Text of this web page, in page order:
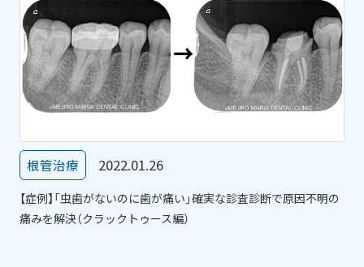
根管治療 2022.01.26
【症例】「虫歯がないのに歯が痛い」確実な診査診断で原因不明の
痛みを解決（クラックトゥース編）